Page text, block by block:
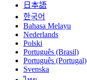
日本語
한국어
Bahasa Melayu
Nederlands
Polski
Português (Brasil)
Português (Portugal)
Svenska